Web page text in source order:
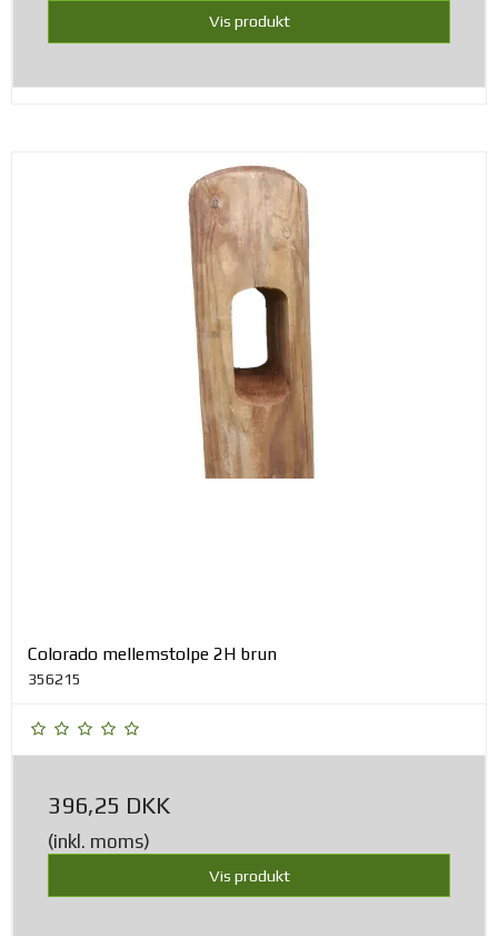
Vis produkt
Colorado mellemstolpe 2H brun
356215
396,25 DKK
(inkl. moms)
Vis produkt